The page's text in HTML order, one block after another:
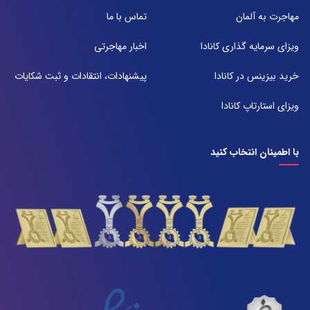
شعبه 2
تلفن:
مهاجرت به آلمان
ویزای سرمایه گذاری کانادا
خرید بیزینس در کانادا
ویزای استارتاپ کانادا
تماس با ما
اخبار مهاجرتی
پیشنهادات، انتقادات و ثبت شکایات
با اطمینان انتخاب کنید